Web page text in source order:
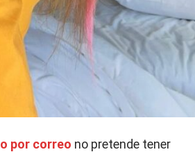
por correo no pretende tener